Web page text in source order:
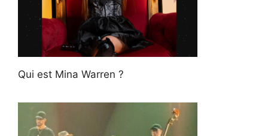
Qui est Mina Warren ?